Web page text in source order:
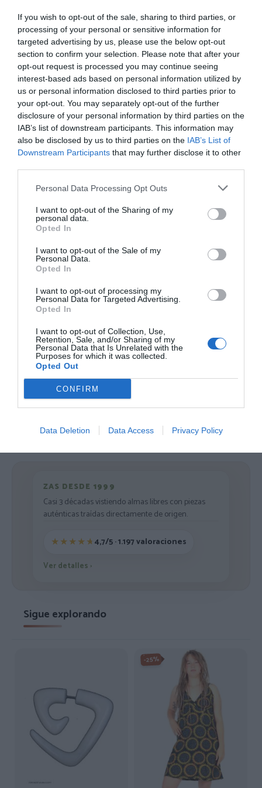
If you wish to opt-out of the sale, sharing to third parties, or
processing of your personal or sensitive information for
targeted advertising by us, please use the below opt-out
section to confirm your selection. Please note that after your
opt-out request is processed you may continue seeing
interest-based ads based on personal information utilized by
us or personal information disclosed to third parties prior to
your opt-out. You may separately opt-out of the further
disclosure of your personal information by third parties on the
IAB’s list of downstream participants. This information may
also be disclosed by us to third parties on the IAB’s List of
Downstream Participants that may further disclose it to other
Personal Data Processing Opt Outs
I want to opt-out of the Sharing of my
personal data.
Opted In
I want to opt-out of the Sale of my
Personal Data.
Opted In
I want to opt-out of processing my
Personal Data for Targeted Advertising.
Opted In
I want to opt-out of Collection, Use,
Retention, Sale, and/or Sharing of my
Personal Data that Is Unrelated with the
Purposes for which it was collected.
Opted Out
CONFIRM
Data Deletion Data Access Privacy Policy
14,95 €
[CMSE101 ]
Ver producto
14,95 €
[CMSE100 ]
Ver producto
3X2
★★★★★
★★★★★
14,95
Ver producto
3X2
Ver producto
ZAS DESDE 1999
Casi 3 décadas vistiendo almas libres con piezas
auténticas traídas directamente de origen.
4,7/5 · 1.197 valoraciones
Ver detalles ›
Sigue explorando
-25%